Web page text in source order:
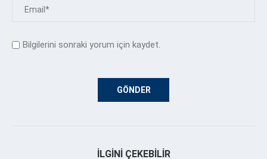
Bilgilerini sonraki yorum için kaydet.
İLGINI ÇEKEBILIR